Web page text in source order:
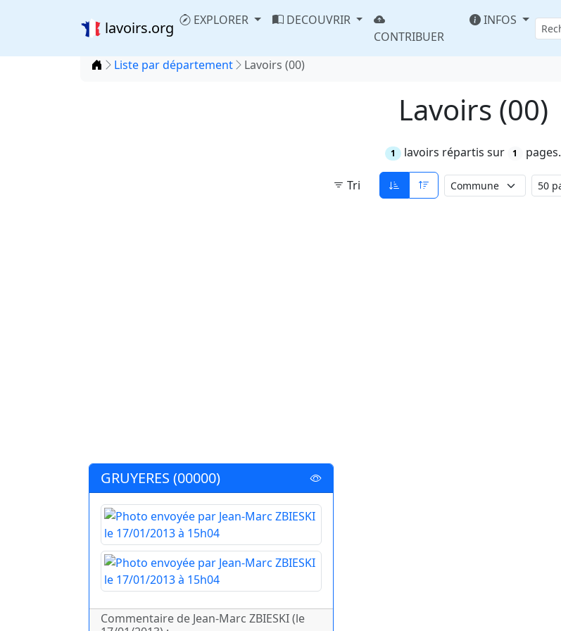
lavoirs.org EXPLORER
DECOUVRIR
CONTRIBUER
INFOS
Accueil
Liste par département Lavoirs (00)
Lavoirs (00)
1 lavoirs répartis sur 1 pages.
Tri
GRUYERES (00000)
Commentaire de Jean-Marc ZBIESKI (le